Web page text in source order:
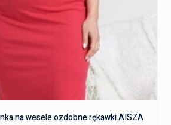
na wesele ozdobne rękawki AISZA